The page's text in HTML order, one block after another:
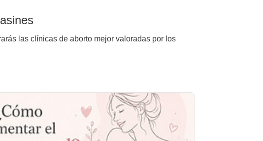
las clínicas de aborto mejor valoradas por los